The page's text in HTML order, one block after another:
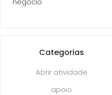
Categorias
Abrir atividade
apoio